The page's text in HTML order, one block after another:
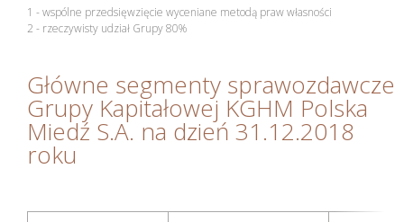
1 - wspólne przedsięwzięcie wyceniane metodą praw własności
2 - rzeczywisty udział Grupy 80%
Główne segmenty sprawozdawcze
Grupy Kapitałowej KGHM Polska
Miedź S.A. na dzień 31.12.2018
roku